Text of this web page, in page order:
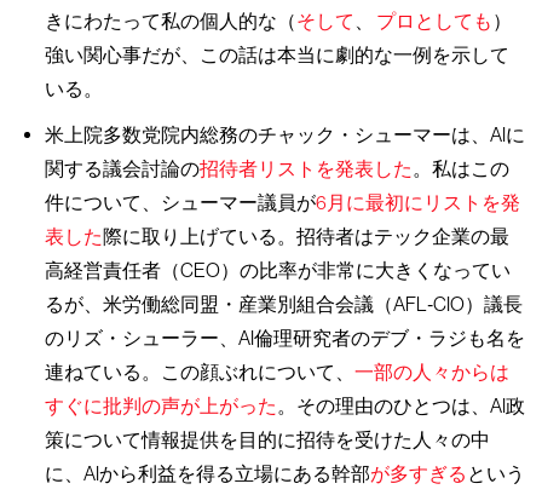
きにわたって私の個人的な（そして プロとしても ）
強い関心事だが、この話は本当に劇的な一例を示して
いる。
米上院多数党院内総務のチャック・シューマーは、AIに
関する議会討論の招待者リストを発表した 。私はこの
件について、シューマー議員が6月に最初にリストを発
表した際に取り上げている。招待者はテック企業の最
高経営責任者（CEO）の比率が非常に大きくなってい
るが、米労働総同盟・産業別組合会議（AFL‐CIO）議長
のリズ・シューラー、AI倫理研究者のデブ・ラジも名を
連ねている。この顔ぶれについて、一部の人々からは
すぐに批判の声が上がった 。その理由のひとつは、AI政
策について情報提供を目的に招待を受けた人々の中
に、AIから利益を得る立場にある幹部が多すぎる という